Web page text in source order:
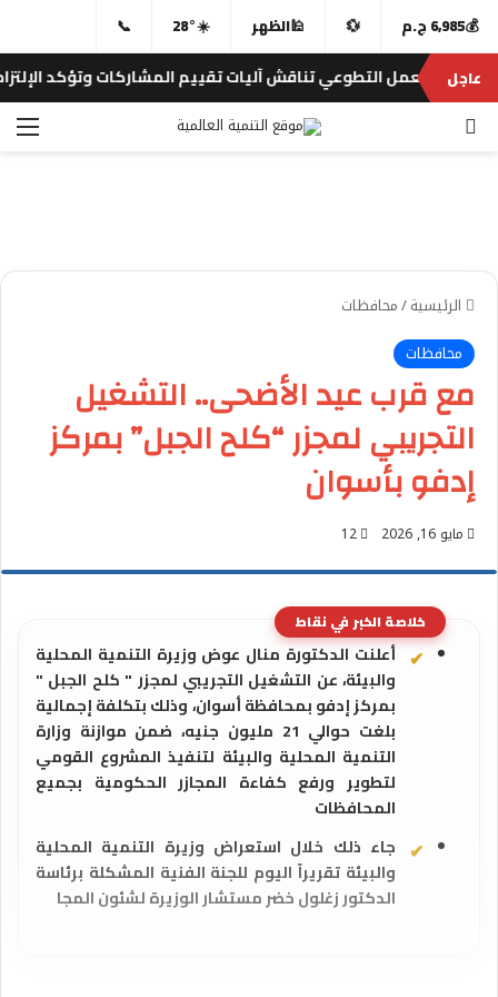
💰6,985 ج.م 💱
🕌الظهر ☀️
28°
📞
عاجلللعمل التطوعي تناقش آليات تقييم المشاركات وتؤكد الإلتزام
الرئيسية/محافظات
محافظات
مع قرب عيد الأضحى.. التشغيل
التجريبي لمجزر “كلح الجبل” بمركز
إدفو بأسوان
مايو 16, 2026 12
خلاصة الخبر في نقاط
أعلنت الدكتورة منال عوض وزيرة التنمية المحلية
والبيئة، عن التشغيل التجريبي لمجزر " كلح الجبل "
بمركز إدفو بمحافظة أسوان، وذلك بتكلفة إجمالية
بلغت حوالي 21 مليون جنيه، ضمن موازنة وزارة
التنمية المحلية والبيئة لتنفيذ المشروع القومي
لتطوير ورفع كفاءة المجازر الحكومية بجميع
المحافظات
جاء ذلك خلال استعراض وزيرة التنمية المحلية
والبيئة تقريراً اليوم للجنة الفنية المشكلة برئاسة
الدكتور زغلول خضر مستشار الوزيرة لشئون المجا